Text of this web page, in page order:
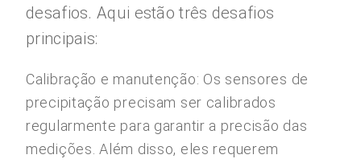
desafios. Aqui estão três desafios
principais:
Calibração e manutenção: Os sensores de
precipitação precisam ser calibrados
regularmente para garantir a precisão das
medições. Além disso, eles requerem